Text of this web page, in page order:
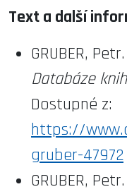
Text a další
GRUBER,
Databáze knih
Dostupné z:
https://
gruber-47972
GRUBER,